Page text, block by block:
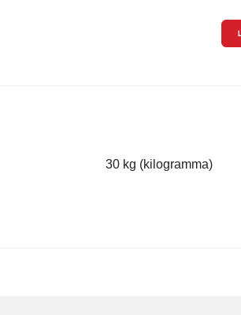
30 kg (kilogramma)